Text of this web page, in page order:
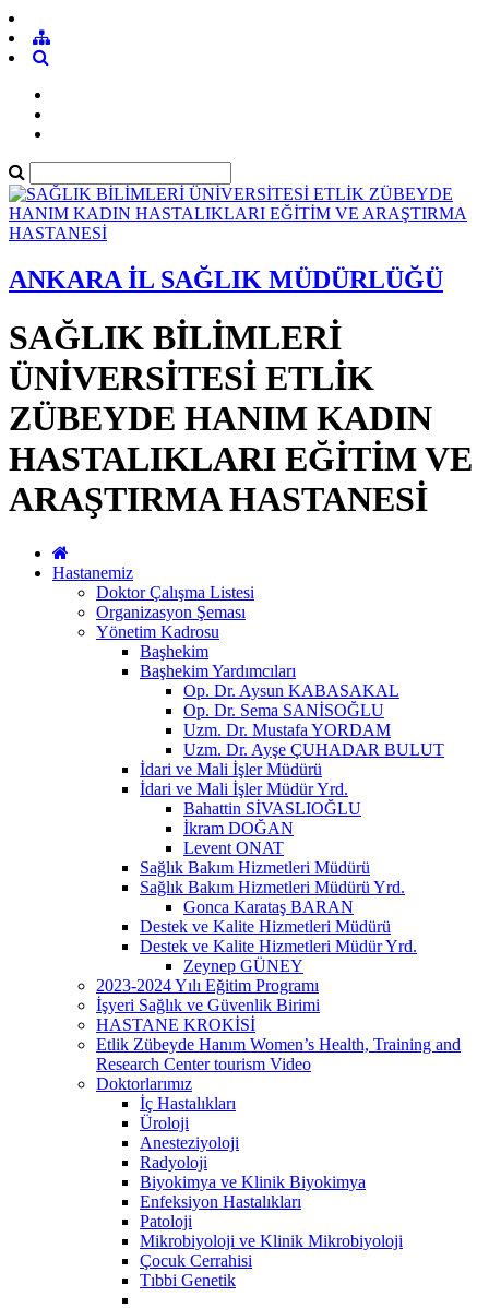
ANKARA İL SAĞLIK MÜDÜRLÜĞÜ
SAĞLIK BİLİMLERİ
ÜNİVERSİTESİ ETLİK
ZÜBEYDE HANIM KADIN
HASTALIKLARI EĞİTİM VE
ARAŞTIRMA HASTANESİ
Hastanemiz
Doktor Çalışma Listesi
Organizasyon Şeması
Yönetim Kadrosu
Başhekim
Başhekim Yardımcıları
Op. Dr. Aysun KABASAKAL
Op. Dr. Sema SANİSOĞLU
Uzm. Dr. Mustafa YORDAM
Uzm. Dr. Ayşe ÇUHADAR BULUT
İdari ve Mali İşler Müdürü
İdari ve Mali İşler Müdür Yrd.
Bahattin SİVASLIOĞLU
İkram DOĞAN
Levent ONAT
Sağlık Bakım Hizmetleri Müdürü
Sağlık Bakım Hizmetleri Müdürü Yrd.
Gonca Karataş BARAN
Destek ve Kalite Hizmetleri Müdürü
Destek ve Kalite Hizmetleri Müdür Yrd.
Zeynep GÜNEY
2023-2024 Yılı Eğitim Programı
İşyeri Sağlık ve Güvenlik Birimi
HASTANE KROKİSİ
Etlik Zübeyde Hanım Women’s Health, Training and
Research Center tourism Video
Doktorlarımız
İç Hastalıkları
Üroloji
Anesteziyoloji
Radyoloji
Biyokimya ve Klinik Biyokimya
Enfeksiyon Hastalıkları
Patoloji
Mikrobiyoloji ve Klinik Mikrobiyoloji
Çocuk Cerrahisi
Tıbbi Genetik